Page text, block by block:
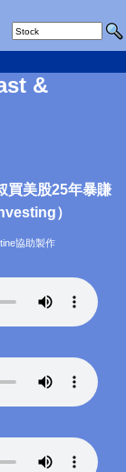
&
買美股25年暴賺
）
協助製作